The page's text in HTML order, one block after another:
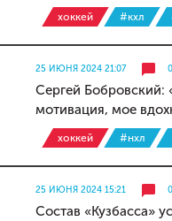
хоккей #кхл
25 ИЮНЯ 2024 21:07 0
Сергей Бобровский:
мотивация, мое
хоккей #нхл
25 ИЮНЯ 2024 15:21 0
Состав «Кузбасса»